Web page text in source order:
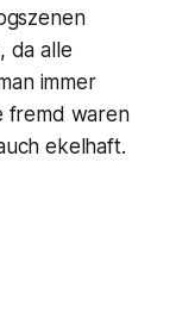
da alle
immer
fremd waren
ekelhaft.